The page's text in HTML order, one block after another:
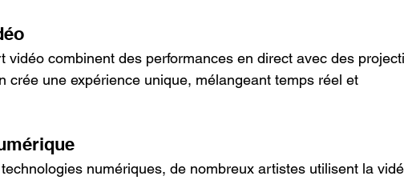
vidéo combinent des performances en direct avec des
crée une expérience unique, mélangeant temps réel et
numériques, de nombreux artistes utilisent la